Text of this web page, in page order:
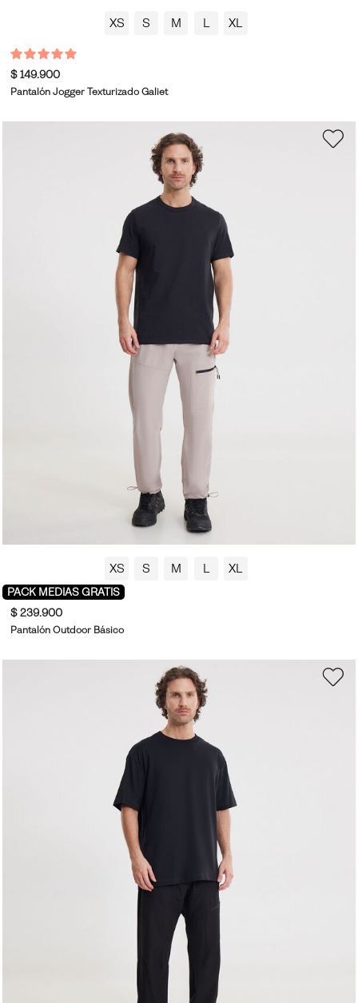
XS S M L XL
$ 149.900
Pantalón Jogger Texturizado Galiet
XS S M L XL
PACK MEDIAS GRATIS
$ 239.900
Pantalón Outdoor Básico